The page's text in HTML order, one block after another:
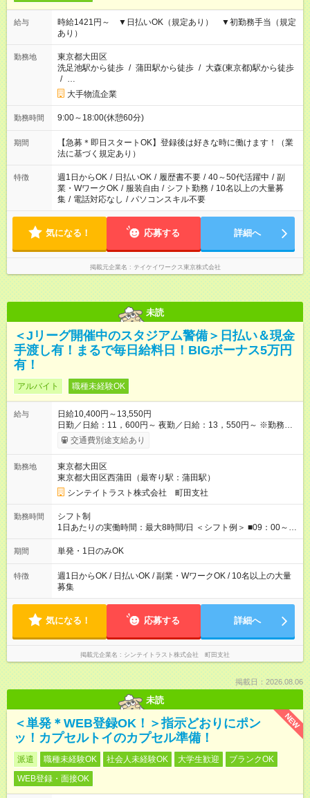
給与
時給1421円～ ▼日払いOK（規定あり） ▼初勤務手当（規定
あり）
勤務地
東京都大田区
洗足池駅から徒歩 / 蒲田駅から徒歩 / 大森(東京都)駅から徒歩
/ …
大手物流企業
勤務時間 9:00～18:00(休憩60分)
期間
【急募＊即日スタートOK】登録後は好きな時に働けます！（業
法に基づく規定あり）
特徴 週1日からOK / 日払いOK / 履歴書不要 / 40～50代活躍中 / 副
業・WワークOK / 服装自由 / シフト勤務 / 10名以上の大量募
集 / 電話対応なし / パソコンスキル不要
気になる！ 応募する 詳細へ
掲載元企業名 テイケイワークス東京株式会社
未読
＜Jリーグ開催中のスタジアム警備＞日払い＆現金
手渡し有！まるで毎日給料日！BIGボーナス5万円
有！
アルバイト 職種未経験OK
給与
日給10,400円～13,550円
日勤／日給：11，600円～ 夜勤／日給：13，550円～ ※勤務数
が週2日以下の場合 日勤／日給：10，400円 夜勤／日給：12，
350円 ■交通費別途全額支給 ※規定あり ■支払方法：日払い └日
⇒希望をお聞かせください♪ ■各種資格手当あり ■残業手当あり ■
日給保障あり └早く終わっても”全額”支給！ ・－・－・ ≪ 法定
研修 ≫ 研修時の給与： 日給10，000円×3日間（24時間） ＝研
修費として合計30，000円支給 ＋交通費全額支給 ※規定あり
【試用期間】試用期間なし
交通費別途支給あり
勤務地
東京都大田区
東京都大田区西蒲田（最寄り駅：蒲田駅）
シンテイトラスト株式会社 町田支社
勤務時間
シフト制
1日あたりの実働時間：最大8時間/日 ＜シフト例＞ ■09：00～
18：00 ■20：00～翌5：00 など！ 上記時間内で、 実働8時
間・休憩1時間／日
期間 単発・1日のみOK
特徴
週1日からOK / 日払いOK / 副業・WワークOK / 10名以上の大量
募集
気になる！ 応募する 詳細へ
掲載元企業名 シンテイトラスト株式会社 町田支社
掲載日：2026.08.06
未読
NEW
＜単発＊WEB登録OK！＞指示どおりにポン
ッ！カプセルトイのカプセル準備！
派遣 職種未経験OK 社会人未経験OK 大学生歓迎
ブランクOK
WEB登録・面接OK